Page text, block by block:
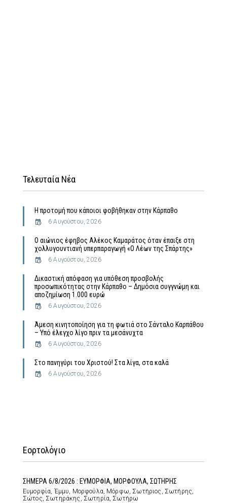
Τελευταία Νέα
Η προτομή που κάποιοι φοβήθηκαν στην Κάρπαθο
6 Αυγούστου, 2026
Ο αιώνιος έφηβος Αλέκος Καμαράτος όταν έπαιξε στη
χολλυγουντιανή υπερπαραγωγή «Ο Λέων της Σπάρτης»
6 Αυγούστου, 2026
Δικαστική απόφαση για υπόθεση προσβολής
προσωπικότητας στην Κάρπαθο – Δημόσια συγγνώμη και
αποζημίωση 1.000 ευρώ
6 Αυγούστου, 2026
Άμεση κινητοποίηση για τη φωτιά στο Σάνταλο Καρπάθου
– Υπό έλεγχο λίγο πριν τα μεσάνυχτα
6 Αυγούστου, 2026
Στο πανηγύρι του Χριστού! Στα λίγα, στα καλά
6 Αυγούστου, 2026
Εορτολόγιο
ΣΗΜΕΡΑ 6/8/2026 : ΕΥΜΟΡΦΙΑ, ΜΟΡΦΟΥΛΑ, ΣΩΤΗΡΗΣ
Ευμορφία, Έμμυ, Μορφούλα, Μόρφω, Σωτήριος, Σωτήρης,
Σώτος, Σωτηράκης, Σωτηρία, Σωτήρω